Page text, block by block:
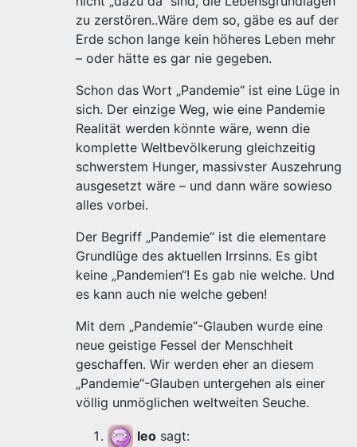
zu zerstören..Wäre dem so, gäbe es auf der
Erde schon lange kein höheres Leben mehr
– oder hätte es gar nie gegeben.
Schon das Wort „Pandemie“ ist eine Lüge in
sich. Der einzige Weg, wie eine Pandemie
Realität werden könnte wäre, wenn die
komplette Weltbevölkerung gleichzeitig
schwerstem Hunger, massivster Auszehrung
ausgesetzt wäre – und dann wäre sowieso
alles vorbei.
Der Begriff „Pandemie“ ist die elementare
Grundlüge des aktuellen Irrsinns. Es gibt
keine „Pandemien“! Es gab nie welche. Und
es kann auch nie welche geben!
Mit dem „Pandemie“-Glauben wurde eine
neue geistige Fessel der Menschheit
geschaffen. Wir werden eher an diesem
„Pandemie“-Glauben untergehen als einer
völlig unmöglichen weltweiten Seuche.
leo sagt: